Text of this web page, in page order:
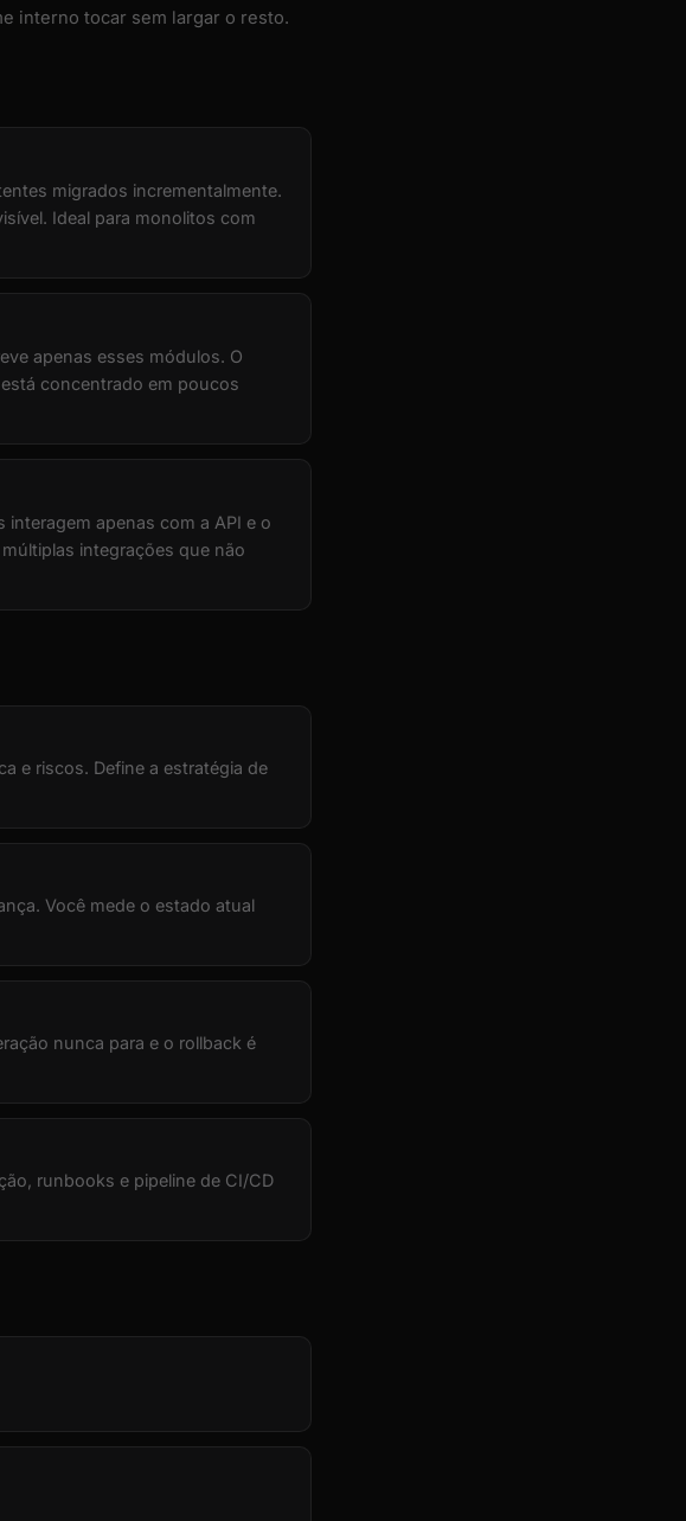
interno tocar sem largar o resto.
migrados incrementalmente.
Ideal para monolitos com
apenas esses módulos. O
concentrado em poucos
apenas com a API e o
integrações que não
e riscos. Define a estratégia de
Você mede o estado atual
nunca para e o rollback é
runbooks e pipeline de CI/CD